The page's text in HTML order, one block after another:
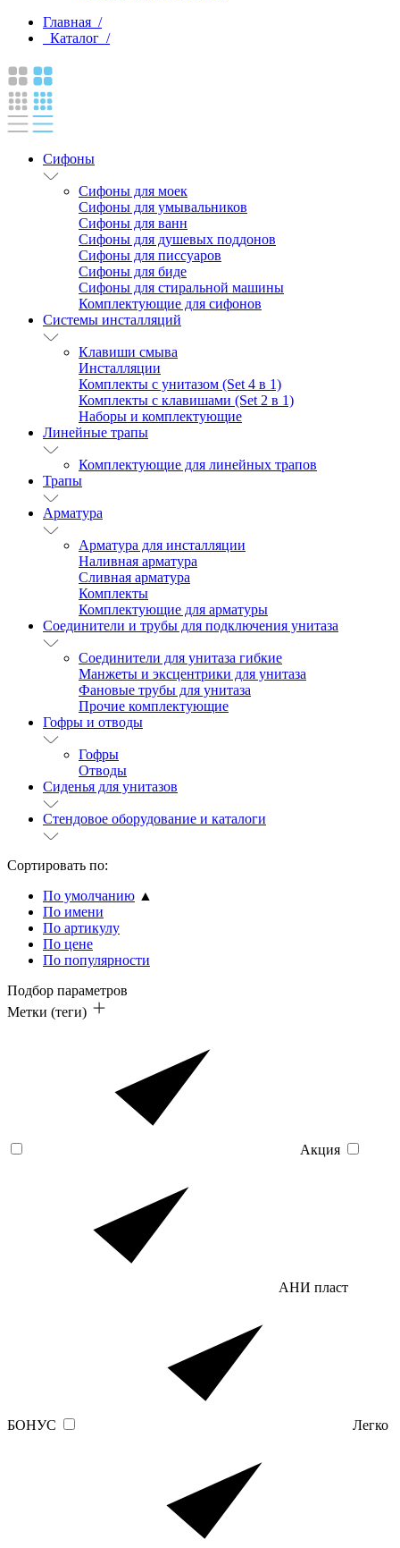
Главная /
Каталог /
Сифоны
Сифоны для моек
Сифоны для умывальников
Сифоны для ванн
Сифоны для душевых поддонов
Сифоны для писсуаров
Сифоны для биде
Сифоны для стиральной машины
Комплектующие для сифонов
Системы инсталляций
Клавиши смыва
Инсталляции
Комплекты с унитазом (Set 4 в 1)
Комплекты с клавишами (Set 2 в 1)
Наборы и комплектующие
Линейные трапы
Комплектующие для линейных трапов
Трапы
Арматура
Арматура для инсталляции
Наливная арматура
Сливная арматура
Комплекты
Комплектующие для арматуры
Соединители и трубы для подключения унитаза
Соединители для унитаза гибкие
Манжеты и эксцентрики для унитаза
Фановые трубы для унитаза
Прочие комплектующие
Гофры и отводы
Гофры
Отводы
Сиденья для унитазов
Стендовое оборудование и каталоги
Сортировать по:
По умолчанию ▲
По имени
По артикулу
По цене
По популярности
Подбор параметров
Метки (теги)
Акция
АНИ пласт
БОНУС Легко